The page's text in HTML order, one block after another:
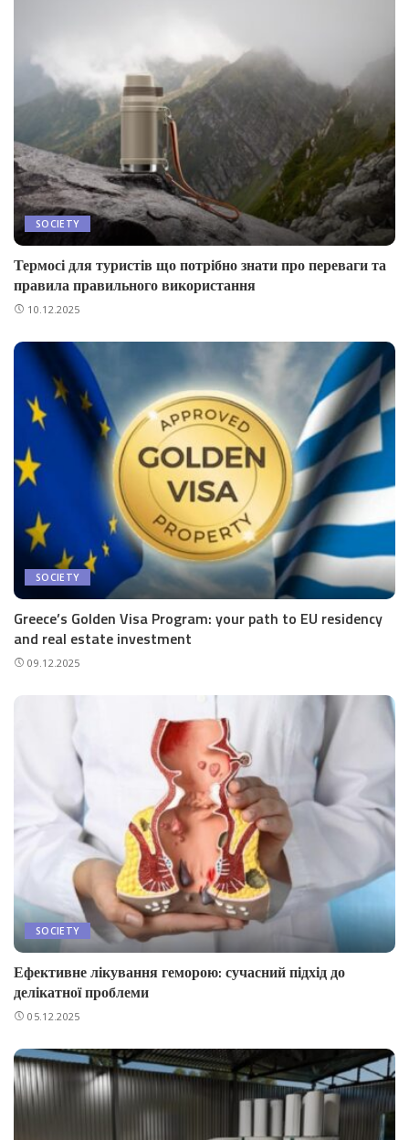
SOCIETY
Термосі для туристів що потрібно знати про переваги та
правила правильного використання
10.12.2025
SOCIETY
Greece’s Golden Visa Program: your path to EU residency
and real estate investment
09.12.2025
SOCIETY
Ефективне лікування геморою: сучасний підхід до
делікатної проблеми
05.12.2025